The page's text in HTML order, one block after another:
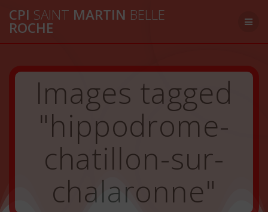
au
CPI SAINT MARTIN BELLE
ROCHE
Images tagged
"hippodrome-
chatillon-sur-
chalaronne"